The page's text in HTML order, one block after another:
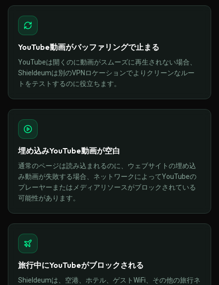
YouTube動画がバッファリングで止まる
YouTubeは開くのに動画がスムーズに再生されない場合、
Shieldeumは別のVPNロケーションでよりクリーンなルー
トをテストするのに役立ちます。
埋め込みYouTube動画が空白
通常のページは読み込まれるのに、ウェブサイトの埋め込
み動画が失敗する場合、ネットワークによってYouTubeの
プレーヤーまたはメディアリソースがブロックされている
可能性があります。
旅行中にYouTubeがブロックされる
Shieldeumは、空港、ホテル、ゲストWiFi、その他の旅行ネ